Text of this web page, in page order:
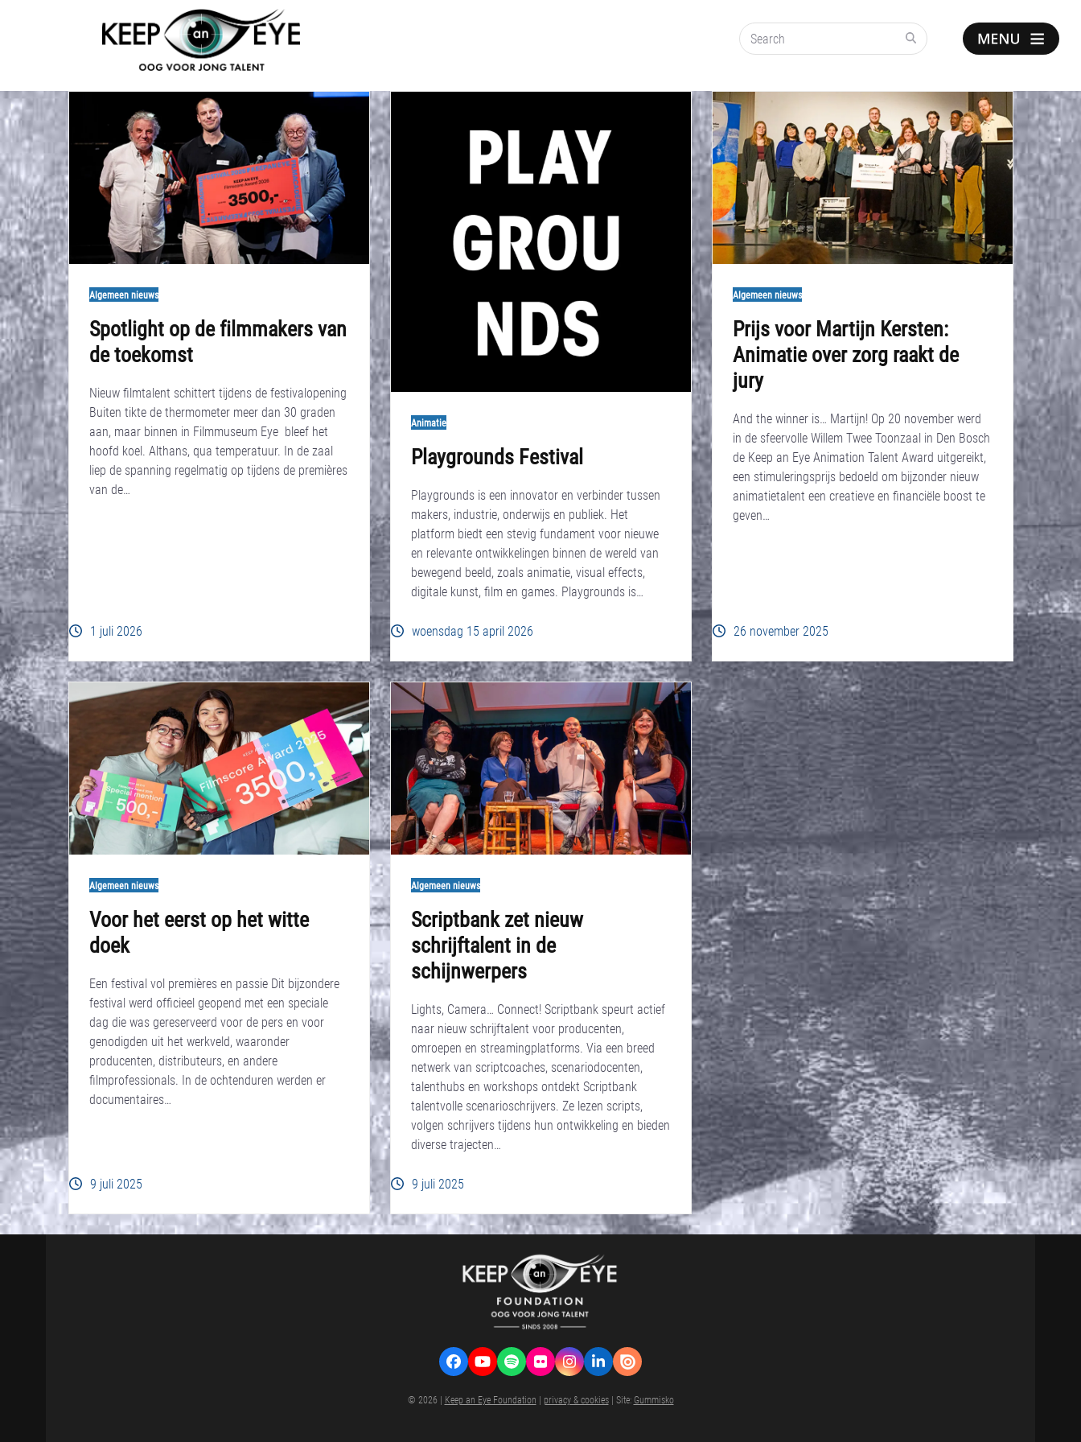
Show
notice
Search
Algemeen nieuws
Spotlight op de filmmakers van
de toekomst
Nieuw filmtalent schittert tijdens de festivalopening
Buiten tikte de thermometer meer dan 30 graden
aan, maar binnen in Filmmuseum Eye bleef het
hoofd koel. Althans, qua temperatuur. In de zaal
liep de spanning regelmatig op tijdens de premières
van de…
1 juli 2026
Animatie
Playgrounds Festival
Playgrounds is een innovator en verbinder tussen
makers, industrie, onderwijs en publiek. Het
platform biedt een stevig fundament voor nieuwe
en relevante ontwikkelingen binnen de wereld van
bewegend beeld, zoals animatie, visual effects,
digitale kunst, film en games. Playgrounds is…
woensdag 15 april 2026
Algemeen nieuws
Prijs voor Martijn Kersten:
Animatie over zorg raakt de
jury
And the winner is… Martijn! Op 20 november werd
in de sfeervolle Willem Twee Toonzaal in Den Bosch
de Keep an Eye Animation Talent Award uitgereikt,
een stimuleringsprijs bedoeld om bijzonder nieuw
animatietalent een creatieve en financiële boost te
geven…
26 november 2025
Algemeen nieuws
Voor het eerst op het witte
doek
Een festival vol premières en passie Dit bijzondere
festival werd officieel geopend met een speciale
dag die was gereserveerd voor de pers en voor
genodigden uit het werkveld, waaronder
producenten, distributeurs, en andere
filmprofessionals. In de ochtenduren werden er
documentaires…
9 juli 2025
Algemeen nieuws
Scriptbank zet nieuw
schrijftalent in de
schijnwerpers
Lights, Camera… Connect! Scriptbank speurt actief
naar nieuw schrijftalent voor producenten,
omroepen en streamingplatforms. Via een breed
netwerk van scriptcoaches, scenariodocenten,
talenthubs en workshops ontdekt Scriptbank
talentvolle scenarioschrijvers. Ze lezen scripts,
volgen schrijvers tijdens hun ontwikkeling en bieden
diverse trajecten…
9 juli 2025
FacebookYouTubeSpotifyFlickrInstagram
LinkedIn
VK
© 2026 | Keep an Eye Foundation | privacy & cookies| Site: Gummisko